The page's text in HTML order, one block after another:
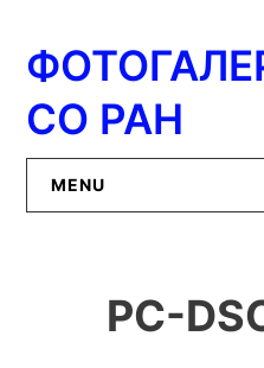
содержимому
СО РАН
MENU
ИЦиГ
PC-